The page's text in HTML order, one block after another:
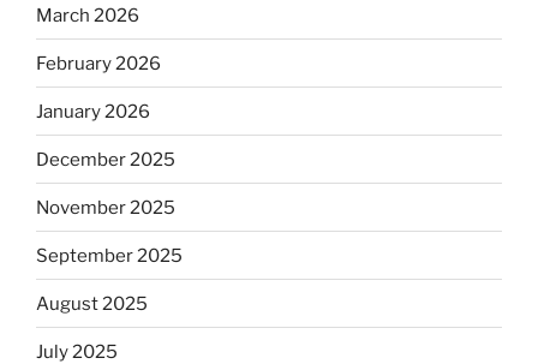
March 2026
February 2026
January 2026
December 2025
November 2025
September 2025
August 2025
July 2025